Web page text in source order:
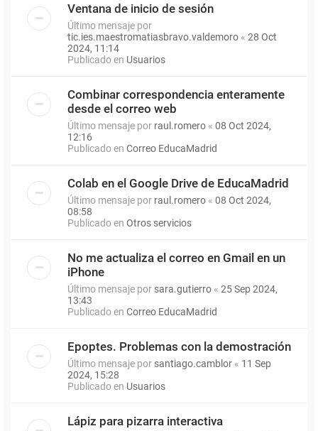
Ventana de inicio de sesión
Último mensaje por
tic.ies.maestromatiasbravo.valdemoro « 28 Oct
2024, 11:14
Publicado en Usuarios
Combinar correspondencia enteramente
desde el correo web
Último mensaje por raul.romero « 08 Oct 2024,
12:16
Publicado en Correo EducaMadrid
Colab en el Google Drive de EducaMadrid
Último mensaje por raul.romero « 08 Oct 2024,
08:58
Publicado en Otros servicios
No me actualiza el correo en Gmail en un
iPhone
Último mensaje por sara.gutierro « 25 Sep 2024,
13:43
Publicado en Correo EducaMadrid
Epoptes. Problemas con la demostración
Último mensaje por santiago.camblor « 11 Sep
2024, 15:28
Publicado en Usuarios
Lápiz para pizarra interactiva